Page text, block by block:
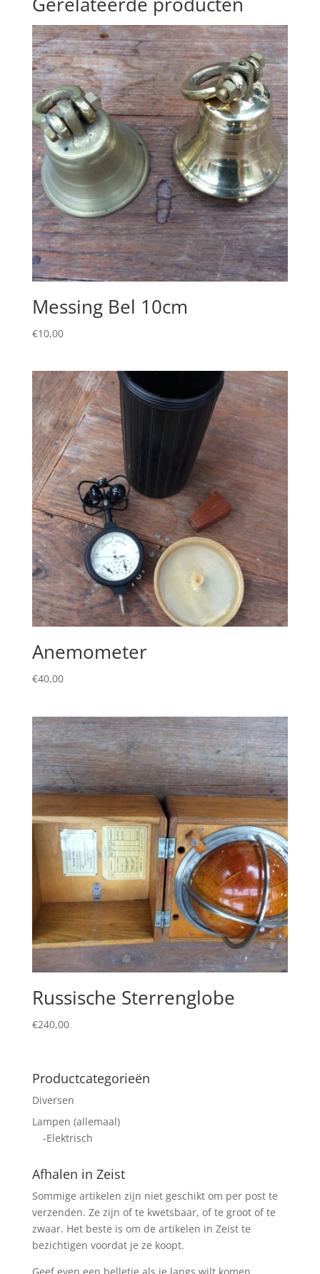
Messing Bel 10cm
€10,00
Anemometer
€40,00
Russische Sterrenglobe
€240,00
Productcategorieën
Diversen
Lampen (allemaal)
-Elektrisch
Afhalen in Zeist
Sommige artikelen zijn niet geschikt om per post te
verzenden. Ze zijn of te kwetsbaar, of te groot of te
zwaar. Het beste is om de artikelen in Zeist te
bezichtigen voordat je ze koopt.